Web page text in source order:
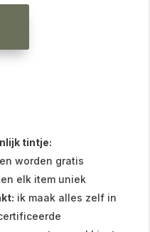
tintje:
worden gratis
elk item uniek
ik maak alles zelf in